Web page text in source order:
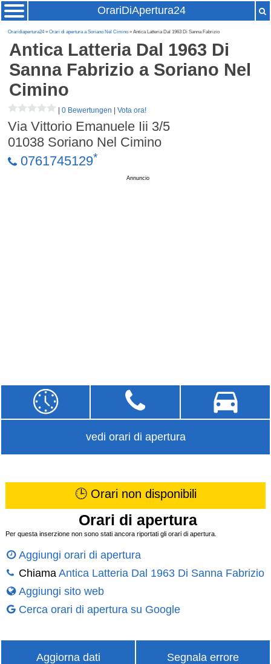
OrariDiApertura24
Oraridiapertura24»Orari di apertura a Soriano Nel Cimino » Antica Latteria Dal 1963 Di Sanna Fabrizio
Antica Latteria Dal 1963 Di
Sanna Fabrizio a Soriano Nel
Cimino
|0 Bewertungen |Vota ora!
Via Vittorio Emanuele Iii 3/5
01038 Soriano Nel Cimino
0761745129*
Annuncio
vedi orari di apertura
🕒 Orari non disponibili
Orari di apertura
Per questa inserzione non sono stati ancora riportati gli orari di apertura.
Aggiungi orari di apertura
Chiama Antica Latteria Dal 1963 Di Sanna Fabrizio
Aggiungi sito web
Cerca orari di apertura su Google
Aggiorna dati Segnala errore